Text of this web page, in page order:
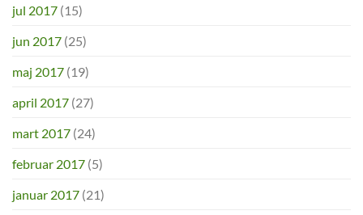
jul 2017 (15)
jun 2017 (25)
maj 2017 (19)
april 2017 (27)
mart 2017 (24)
februar 2017 (5)
januar 2017 (21)